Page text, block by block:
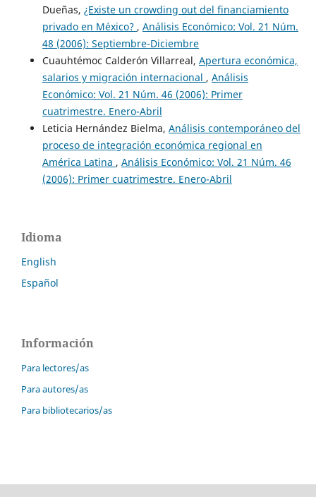
Dueñas, ¿Existe un crowding out del financiamiento
privado en México? , Análisis Económico: Vol. 21 Núm.
48 (2006): Septiembre-Diciembre
Cuauhtémoc Calderón Villarreal, Apertura económica,
salarios y migración internacional , Análisis
Económico: Vol. 21 Núm. 46 (2006): Primer
cuatrimestre. Enero-Abril
Leticia Hernández Bielma, Análisis contemporáneo del
proceso de integración económica regional en
América Latina , Análisis Económico: Vol. 21 Núm. 46
(2006): Primer cuatrimestre. Enero-Abril
Idioma
English
Español
Información
Para lectores/as
Para autores/as
Para bibliotecarios/as